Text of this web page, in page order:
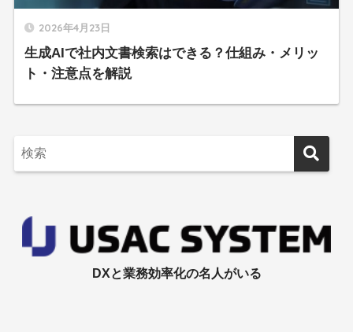
2026年4月23日
生成AIで社内文書検索はできる？仕組み・メリッ
ト・注意点を解説
DXと業務効率化の名人がいる